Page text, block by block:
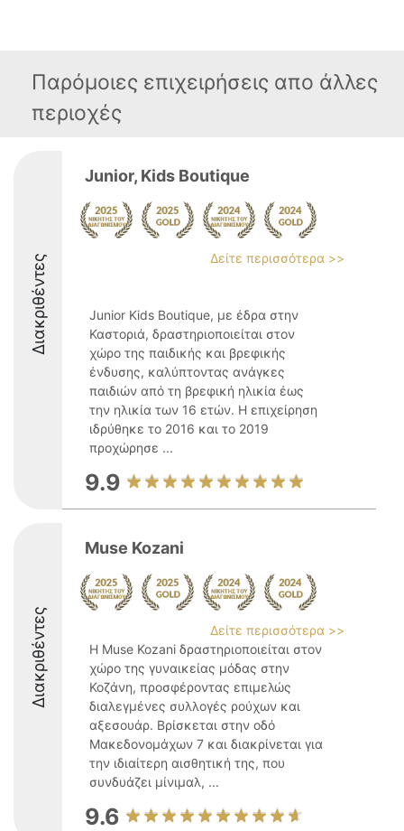
Παρόμοιες επιχειρήσεις απο άλλες
περιοχές
Διακριθέντες
Junior, Κids Βoutique
Δείτε περισσότερα >>
Junior Kids Boutique, με έδρα στην
Καστοριά, δραστηριοποιείται στον
χώρο της παιδικής και βρεφικής
ένδυσης, καλύπτοντας ανάγκες
παιδιών από τη βρεφική ηλικία έως
την ηλικία των 16 ετών. Η επιχείρηση
ιδρύθηκε το 2016 και το 2019
προχώρησε ...
9.9
Διακριθέντες
Muse Kozani
Δείτε περισσότερα >>
Η Muse Kozani δραστηριοποιείται στον
χώρο της γυναικείας μόδας στην
Κοζάνη, προσφέροντας επιμελώς
διαλεγμένες συλλογές ρούχων και
αξεσουάρ. Βρίσκεται στην οδό
Μακεδονομάχων 7 και διακρίνεται για
την ιδιαίτερη αισθητική της, που
συνδυάζει μίνιμαλ, ...
9.6